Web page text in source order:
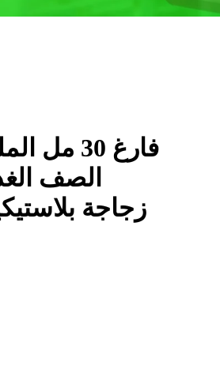
فارغ
الصف
زجاجة